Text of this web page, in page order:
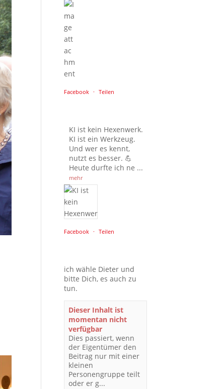
Facebook · Teilen
KI ist kein Hexenwerk.
KI ist ein Werkzeug.
Und wer es kennt,
nutzt es besser. 💪
Heute durfte ich ne ...
mehr
Facebook · Teilen
ich wähle Dieter und
bitte Dich, es auch zu
tun.
Dieser Inhalt ist
momentan nicht
verfügbar
Dies passiert, wenn
der Eigentümer den
Beitrag nur mit einer
kleinen
Personengruppe teilt
oder er g...